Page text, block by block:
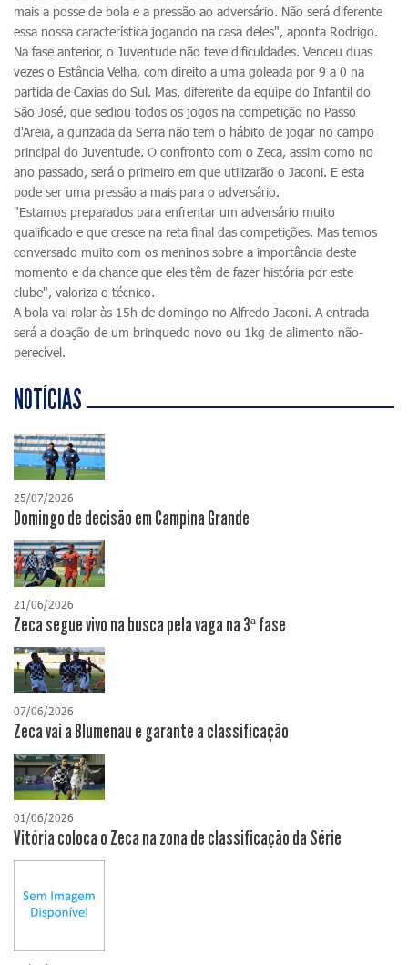
mais a posse de bola e a pressão ao adversário. Não será diferente
essa nossa característica jogando na casa deles", aponta Rodrigo.
Na fase anterior, o Juventude não teve dificuldades. Venceu duas
vezes o Estância Velha, com direito a uma goleada por 9 a 0 na
partida de Caxias do Sul. Mas, diferente da equipe do Infantil do
São José, que sediou todos os jogos na competição no Passo
d'Areia, a gurizada da Serra não tem o hábito de jogar no campo
principal do Juventude. O confronto com o Zeca, assim como no
ano passado, será o primeiro em que utilizarão o Jaconi. E esta
pode ser uma pressão a mais para o adversário.
"Estamos preparados para enfrentar um adversário muito
qualificado e que cresce na reta final das competições. Mas temos
conversado muito com os meninos sobre a importância deste
momento e da chance que eles têm de fazer história por este
clube", valoriza o técnico.
A bola vai rolar às 15h de domingo no Alfredo Jaconi. A entrada
será a doação de um brinquedo novo ou 1kg de alimento não-
perecível.
NOTÍCIAS
25/07/2026
Domingo de decisão em Campina Grande
21/06/2026
Zeca segue vivo na busca pela vaga na 3ª fase
07/06/2026
Zeca vai a Blumenau e garante a classificação
01/06/2026
Vitória coloca o Zeca na zona de classificação da Série